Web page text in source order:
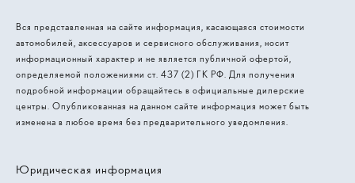
Вся представленная на сайте информация, касающаяся стоимости
автомобилей, аксессуаров и сервисного обслуживания, носит
информационный характер и не является публичной офертой,
определяемой положениями ст. 437 (2) ГК РФ. Для получения
подробной информации обращайтесь в официальные дилерские
центры. Опубликованная на данном сайте информация может быть
изменена в любое время без предварительного уведомления.
Юридическая информация